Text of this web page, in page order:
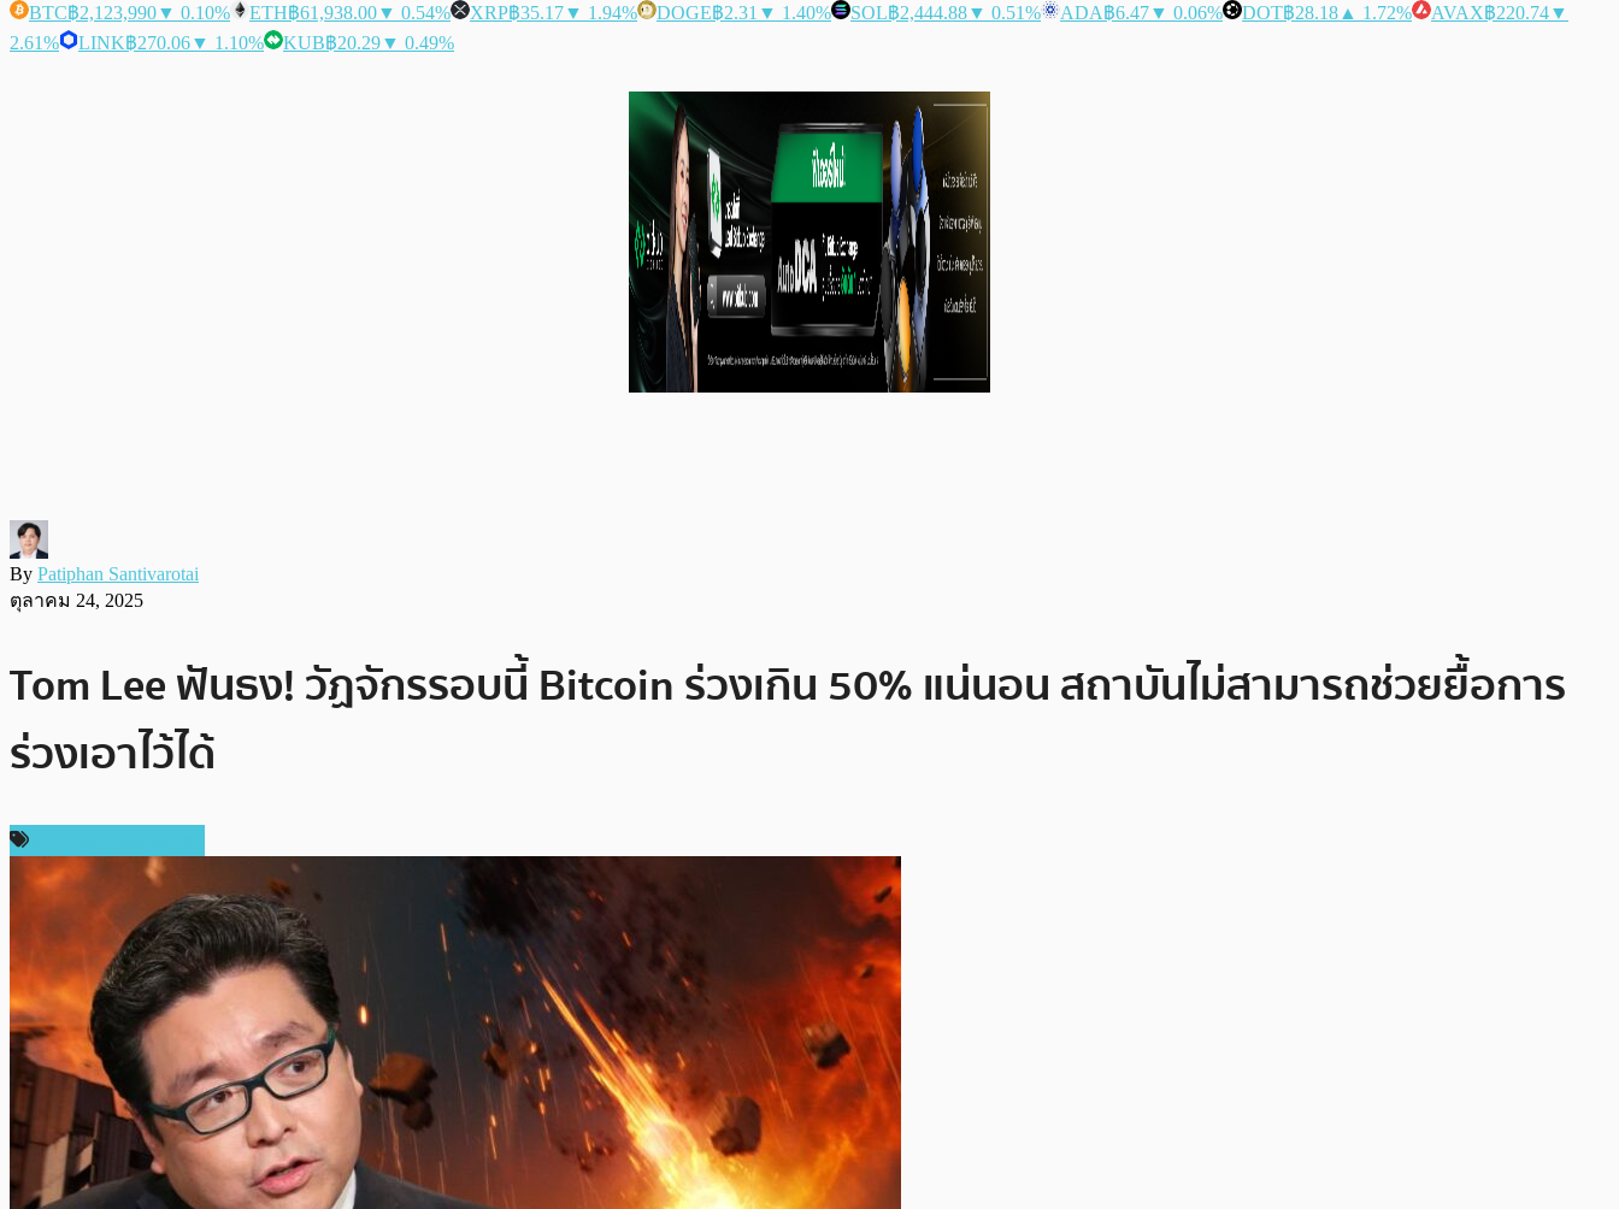
BTC฿2,123,990▼ 0.10% ETH฿61,938.00▼ 0.54% XRP฿35.17▼ 1.94% DOGE฿2.31 ▼ 1.40% SOL฿2,444.88▼ 0.51% ADA฿6.47▼ 0.06% DOT฿28.18 ▲ 1.72% AVAX฿220.74▼
2.61%
LINK฿270.06▼ 1.10% KUB฿20.29▼ 0.49%
By Patiphan Santivarotai
ตุลาคม 24, 2025
Tom Lee ฟันธง! วัฏจักรรอบนี้ Bitcoin ร่วงเกิน 50% แน่นอน สถาบันไม่สามารถช่วยยื้อการ
ร่วงเอาไว้ได้